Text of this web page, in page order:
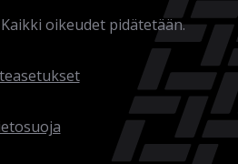
Kaikki oikeudet pidätetään.